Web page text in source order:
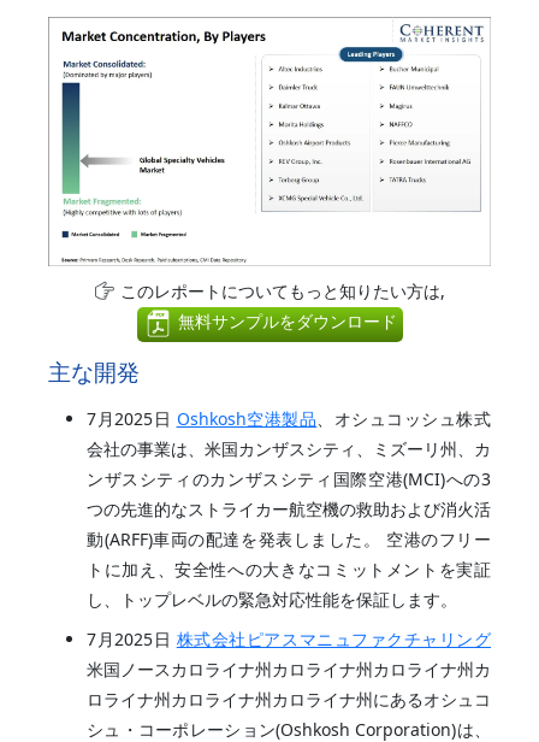
このレポートについてもっと知りたい方は,
無料サンプルをダウンロード
主な開発
7月2025日 Oshkosh空港製品 、オシュコッシュ株式
会社の事業は、米国カンザスシティ、ミズーリ州、カ
ンザスシティのカンザスシティ国際空港(MCI)への3
つの先進的なストライカー航空機の救助および消火活
動(ARFF)車両の配達を発表しました。 空港のフリー
トに加え、安全性への大きなコミットメントを実証
し、トップレベルの緊急対応性能を保証します。
7月2025日 株式会社ピアスマニュファクチャリング
米国ノースカロライナ州カロライナ州カロライナ州カ
ロライナ州カロライナ州カロライナ州にあるオシュコ
シュ・コーポレーション(Oshkosh Corporation)は、